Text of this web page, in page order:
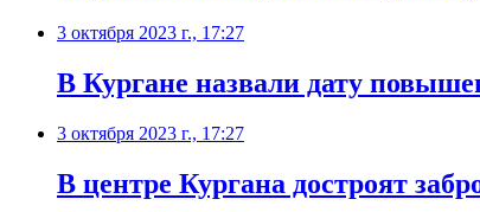
3 октября 2023 г., 17:27
В Кургане назвали дату
3 октября 2023 г., 17:27
В центре Кургана достроят